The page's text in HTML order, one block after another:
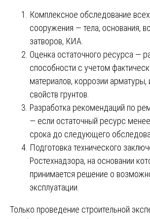
Комплексное обследование
сооружения — тела, основания,
затворов, КИА.
Оценка остаточного ресурса —
способности с учетом
материалов, коррозии арматуры,
свойств грунтов.
Разработка рекомендаций по
— если остаточный ресурс
срока до следующего
Подготовка технического
Ростехнадзора, на основании
принимается решение о
эксплуатации.
Только проведение строительной